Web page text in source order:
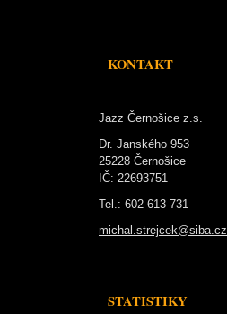
KONTAKT
Jazz Černošice z.s.
Dr. Janského 953
25228 Černošice
IČ: 22693751
Tel.: 602 613 731
michal.strejcek@siba.cz
STATISTIKY